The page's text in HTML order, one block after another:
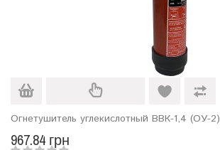
Огнетушитель углекислотный ВВК-1,4 (ОУ-2)
967.84 грн